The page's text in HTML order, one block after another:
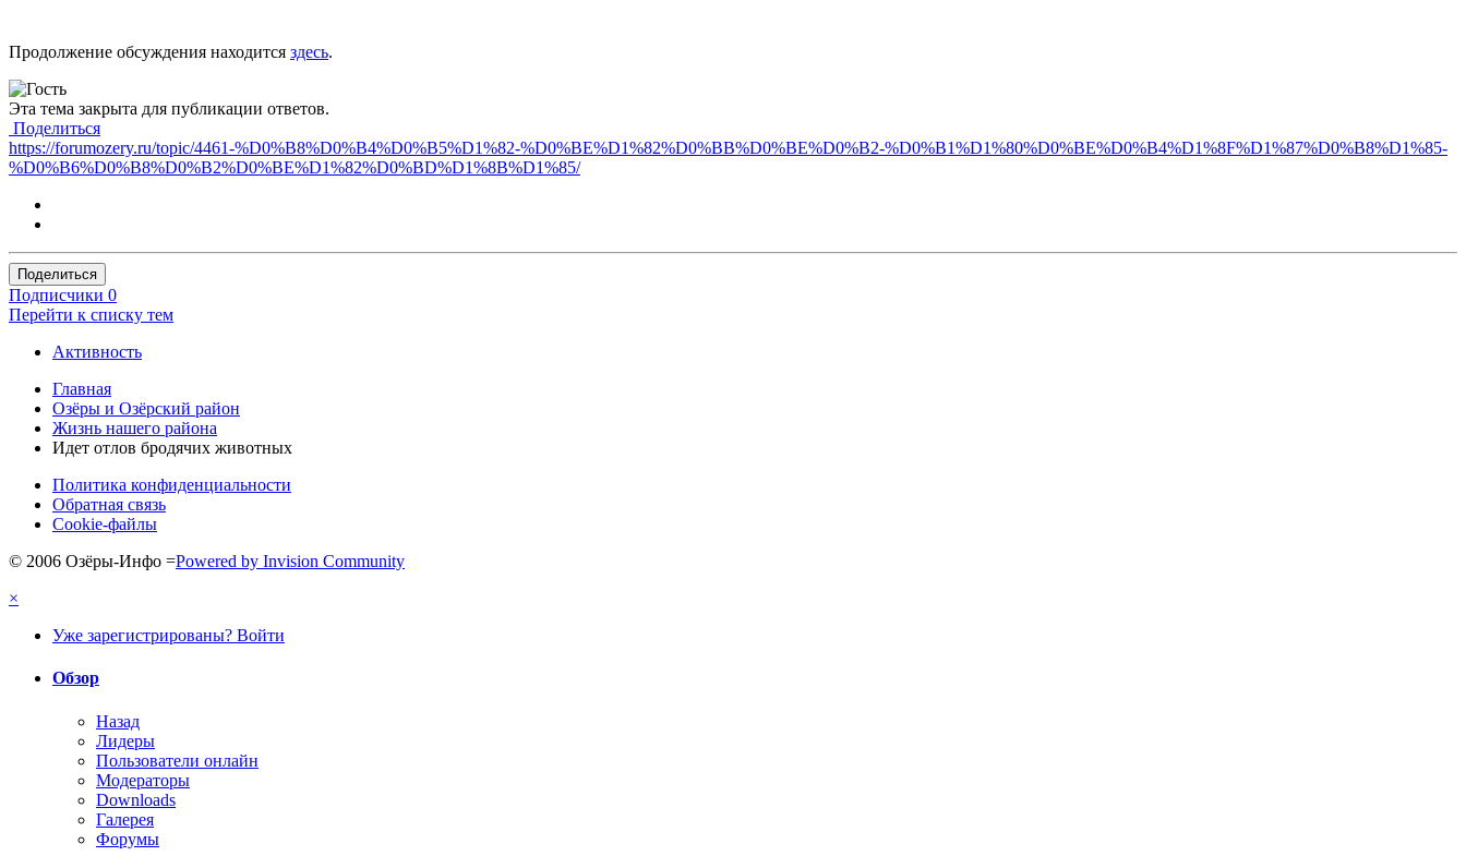
Продолжение обсуждения находится здесь.
Эта тема закрыта для публикации ответов.
Поделиться
https://forumozery.ru/topic/4461-%D0%B8%D0%B4%D0%B5%D1%82-%D0%BE%D1%82%D0%BB%D0%BE%D0%B2-%D0%B1%D1%80%D0%BE%D0%B4%D1%8F%D1%87%D0%B8%D1%85-
%D0%B6%D0%B8%D0%B2%D0%BE%D1%82%D0%BD%D1%8B%D1%85/
Поделиться
Подписчики 0
Перейти к списку тем
Активность
Главная
Озёры и Озёрский район
Жизнь нашего района
Идет отлов бродячих животных
Политика конфиденциальности
Обратная связь
Cookie-файлы
© 2006 Озёры-Инфо =Powered by Invision Community
×
Уже зарегистрированы? Войти
Обзор
Назад
Лидеры
Пользователи онлайн
Модераторы
Downloads
Галерея
Форумы